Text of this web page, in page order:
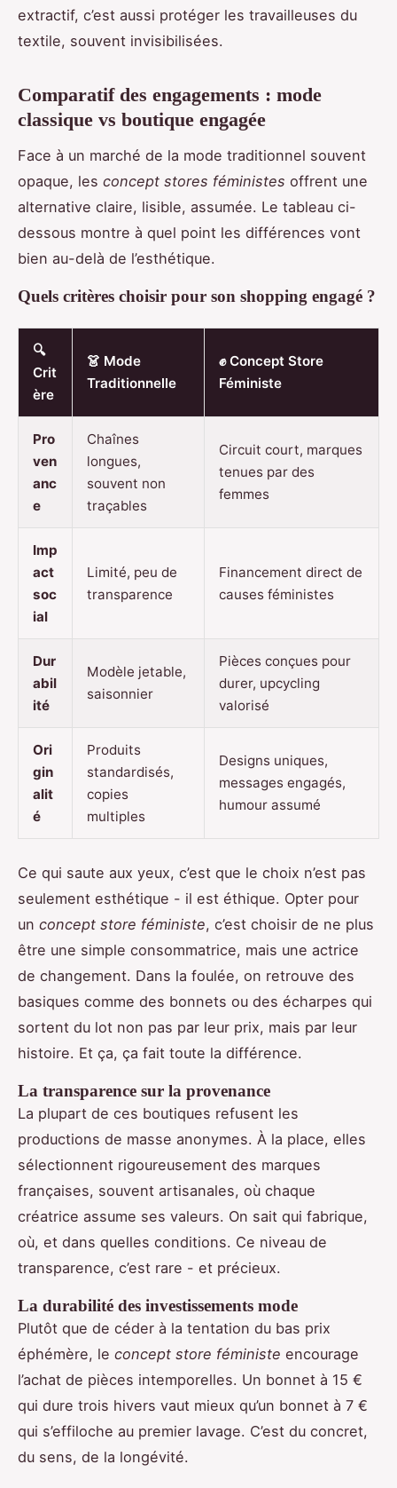
extractif, c’est aussi protéger les travailleuses du
textile, souvent invisibilisées.
Comparatif des engagements : mode
classique vs boutique engagée
Face à un marché de la mode traditionnel souvent
opaque, les concept stores féministes offrent une
alternative claire, lisible, assumée. Le tableau ci-
dessous montre à quel point les différences vont
bien au-delà de l’esthétique.
Quels critères choisir pour son shopping engagé ?
🔍
Crit
ère
👗 Mode
Traditionnelle
✊ Concept Store
Féministe
Pro
ven
anc
e
Chaînes
longues,
souvent non
traçables
Circuit court, marques
tenues par des
femmes
Imp
act
soc
ial
Limité, peu de
transparence
Financement direct de
causes féministes
Dur
abil
ité
Modèle jetable,
saisonnier
Pièces conçues pour
durer, upcycling
valorisé
Ori
gin
alit
é
Produits
standardisés,
copies
multiples
Designs uniques,
messages engagés,
humour assumé
Ce qui saute aux yeux, c’est que le choix n’est pas
seulement esthétique - il est éthique. Opter pour
un concept store féministe, c’est choisir de ne plus
être une simple consommatrice, mais une actrice
de changement. Dans la foulée, on retrouve des
basiques comme des bonnets ou des écharpes qui
sortent du lot non pas par leur prix, mais par leur
histoire. Et ça, ça fait toute la différence.
La transparence sur la provenance
La plupart de ces boutiques refusent les
productions de masse anonymes. À la place, elles
sélectionnent rigoureusement des marques
françaises, souvent artisanales, où chaque
créatrice assume ses valeurs. On sait qui fabrique,
où, et dans quelles conditions. Ce niveau de
transparence, c’est rare - et précieux.
La durabilité des investissements mode
Plutôt que de céder à la tentation du bas prix
éphémère, le concept store féministe encourage
l’achat de pièces intemporelles. Un bonnet à 15 €
qui dure trois hivers vaut mieux qu’un bonnet à 7 €
qui s’effiloche au premier lavage. C’est du concret,
du sens, de la longévité.